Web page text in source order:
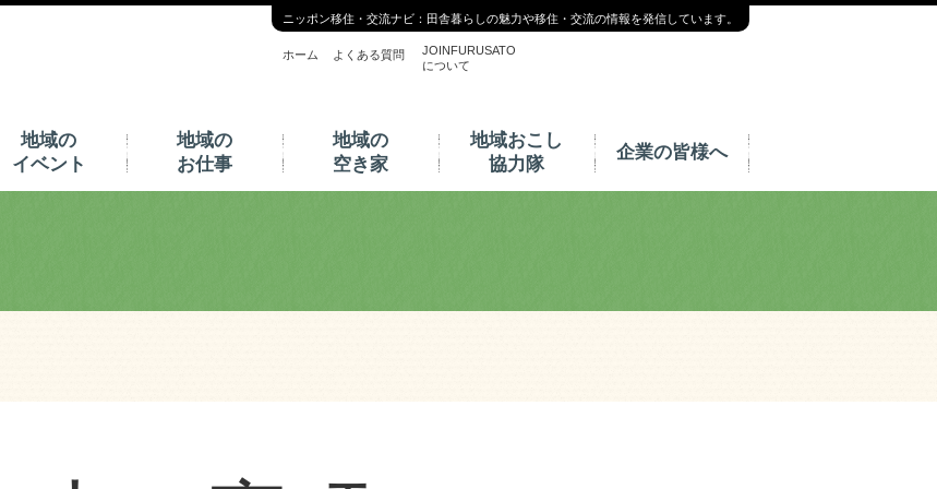
ニッポン移住・交流ナビ：田舎暮らしの魅力や移住・交流の情報を発信しています。
ホーム よくある質問
JOINFURUSATO
について
地域の
イベント
地域の
お仕事
地域の
空き家
地域おこし
協力隊
企業の皆様へ